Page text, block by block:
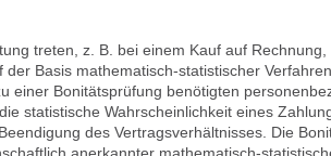
treten, z. B. bei einem Kauf auf
der Basis mathematisch-statistischer
einer Bonitätsprüfung benötigten
statistische Wahrscheinlichkeit eines
des Vertragsverhältnisses. Die